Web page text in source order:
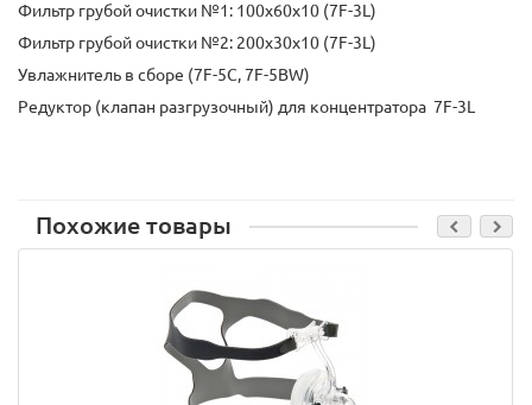
Фильтр грубой очистки №1: 100х60х10 (7F-3L)
Фильтр грубой очистки №2: 200х30х10 (7F-3L)
Увлажнитель в сборе (7F-5C, 7F-5BW)
Редуктор (клапан разгрузочный) для концентратора 7F-3L
Похожие товары